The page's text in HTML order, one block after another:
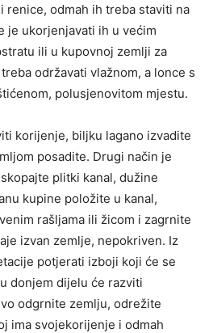
renice, odmah ih treba staviti na
je ukorjenjavati ih u većim
ili u kupovnoj zemlji za
održavati vlažnom, a lonce s
polusjenovitom mjestu.
korijenje, biljku lagano izvadite
posadite. Drugi način je
plitki kanal, dužine
kupine položite u kanal,
rašljama ili žicom i zagrnite
izvan zemlje, nepokriven. Iz
potjerati izboji koji će se
donjem dijelu će razviti
odgrnite zemlju, odrežite
ima svojekorijenje i odmah